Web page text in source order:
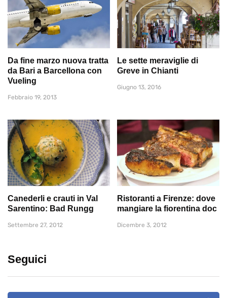
Da fine marzo nuova tratta
da Bari a Barcellona con
Vueling
Febbraio 19, 2013
Le sette meraviglie di
Greve in Chianti
Giugno 13, 2016
Canederli e crauti in Val
Sarentino: Bad Rungg
Settembre 27, 2012
Ristoranti a Firenze: dove
mangiare la fiorentina doc
Dicembre 3, 2012
Seguici